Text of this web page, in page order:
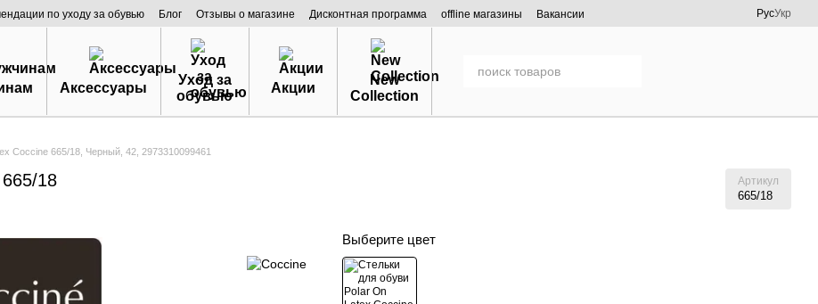
по уходу за обувью Блог Отзывы о магазине Дисконтная программа offline магазины
Вакансии
РусУкр
Аксессуары
Уход за
обувью
Акции
New
Collection
Coccine 665/18, Черный, 42, 2973310099461
18 Артикул
665/18
Выберите цвет